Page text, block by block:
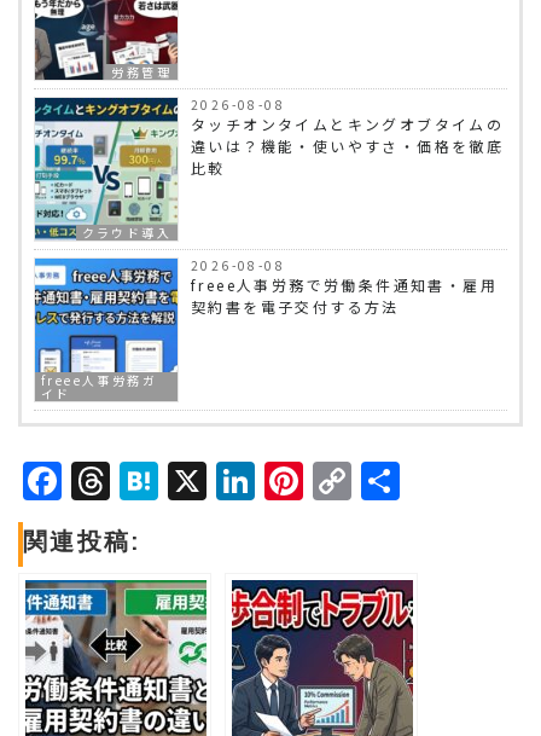
労務管理
クラウド導入
2026-08-08
タッチオンタイムとキングオブタイムの
違いは？機能・使いやすさ・価格を徹底
比較
freee人事労務ガ
イド
2026-08-08
freee人事労務で労働条件通知書・雇用
契約書を電子交付する方法
Facebook
Threads
Hatena
X LinkedIn
Pinterest
Copy
関連投稿: